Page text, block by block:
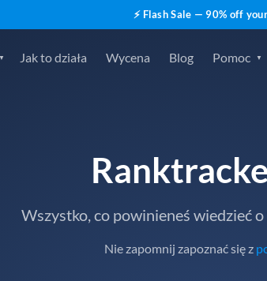
⚡ Flash Sale — 90% off
Jak to działa Wycena Blog Pomoc
Wszystko, co powinieneś wiedzieć
Nie zapomnij zapoznać się z